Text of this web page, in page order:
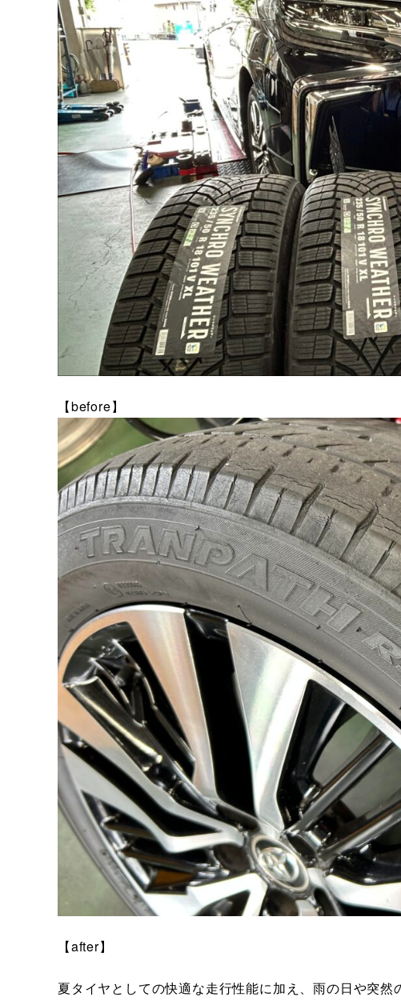
【before】
【after】
夏タイヤとしての快適な走行性能に加え、雨の日や突